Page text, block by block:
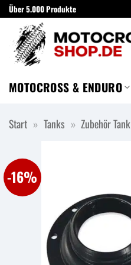
Zum
Inhalt
springen
Über 5.000 Produkte
MOTOCROSS & ENDURO
Start » Tanks » Zubehör Tank
-16%